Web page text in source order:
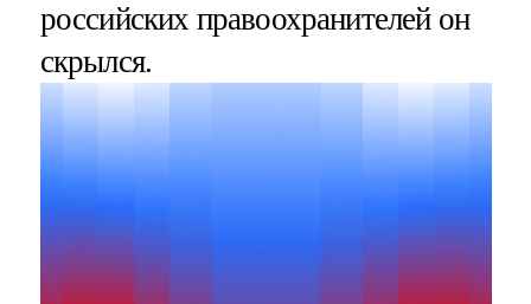
российских правоохранителей он
скрылся.